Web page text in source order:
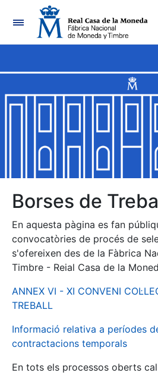
Navegació
Mostra/Amaga
Mostra/Amaga
Mostra/Amaga
Mostra/Amaga
Mostra/Amaga
Borses de
En aquesta pàgina es fan
convocatòries de procés de
s'ofereixen des de la Fàbrica
Timbre - Reial Casa de la
ANNEX VI - XI CONVENI
TREBALL
Informació relativa a períodes
contractacions temporals
En tots els processos oberts